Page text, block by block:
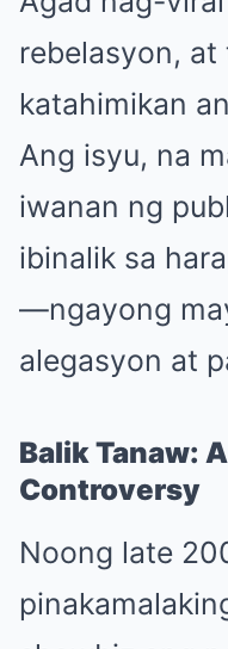
rebelasyon,
katahimikan
Ang isyu, na
iwanan ng
ibinalik sa
—ngayong
alegasyon at
Balik Tanaw:
Controversy
Noong late